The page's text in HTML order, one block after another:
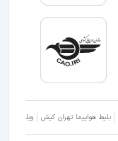
بلیط هواپیما تهران کیش ویلا شمال